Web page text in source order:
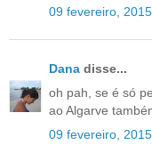
09 fevereiro,
Dana disse...
oh pah, se é só
ao Algarve
09 fevereiro,